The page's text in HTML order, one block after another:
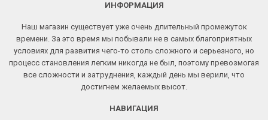
ИНФОРМАЦИЯ
Наш магазин существует уже очень длительный промежуток
времени. За это время мы побывали не в самых благоприятных
условиях для развития чего-то столь сложного и серьезного, но
процесс становления легким никогда не был, поэтому превозмогая
все сложности и затруднения, каждый день мы верили, что
достигнем желаемых высот.
НАВИГАЦИЯ